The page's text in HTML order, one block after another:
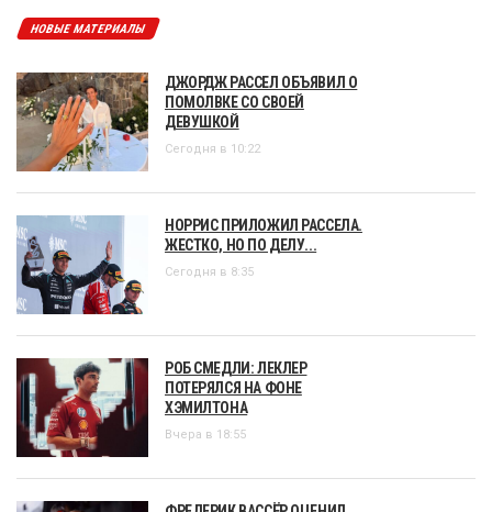
НОВЫЕ МАТЕРИАЛЫ
ДЖОРДЖ РАССЕЛ ОБЪЯВИЛ О
ПОМОЛВКЕ СО СВОЕЙ
ДЕВУШКОЙ
Сегодня в 10:22
НОРРИС ПРИЛОЖИЛ РАССЕЛА.
ЖЕСТКО, НО ПО ДЕЛУ...
Сегодня в 8:35
РОБ СМЕДЛИ: ЛЕКЛЕР
ПОТЕРЯЛСЯ НА ФОНЕ
ХЭМИЛТОНА
Вчера в 18:55